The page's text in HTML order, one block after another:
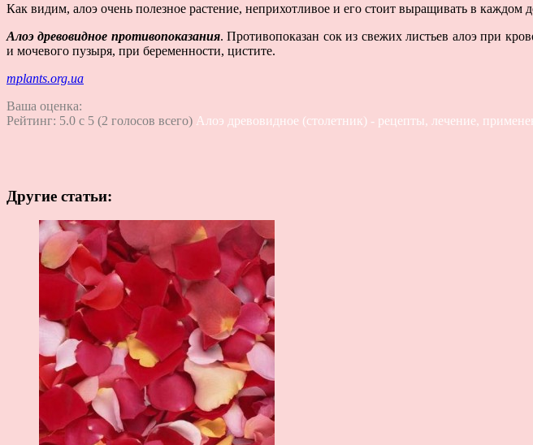
Как видим, алоэ очень полезное растение, неприхотливое и его стоит выращивать в каждом
Алоэ древовидное противопоказания. Противопоказан сок из свежих листьев алоэ при
и мочевого пузыря, при беременности, цистите.
mplants.org.ua
Ваша оценка:
Рейтинг: 5.0 c 5 (2 голосов всего) Алоэ древовидное (столетник) - рецепты, лечение,
Другие статьи: